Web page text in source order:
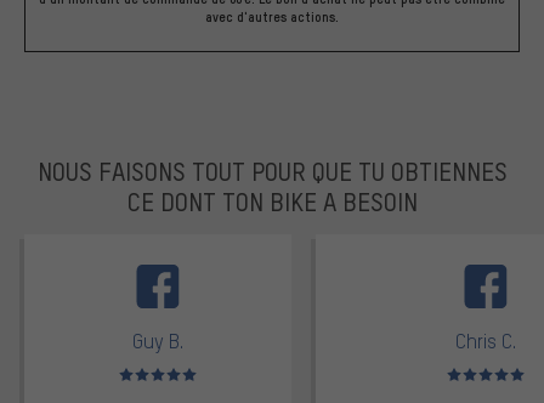
avec d'autres actions.
NOUS FAISONS TOUT POUR QUE TU OBTIENNES
CE DONT TON BIKE A BESOIN
Guy B.
Note moyenne : 5 sur 5
Chris C.
Note moyenne :